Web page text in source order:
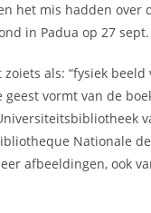
het mis hadden over
in Padua op 27 sept.
als: “fysiek beeld
geest vormt van de
Nationale
afbeeldingen, ook